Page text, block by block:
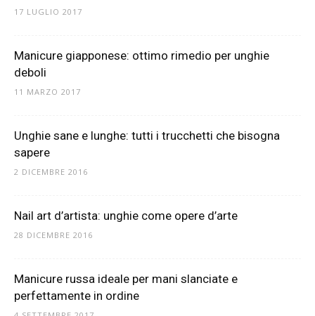
17 LUGLIO 2017
Manicure giapponese: ottimo rimedio per unghie
deboli
11 MARZO 2017
Unghie sane e lunghe: tutti i trucchetti che bisogna
sapere
2 DICEMBRE 2016
Nail art d’artista: unghie come opere d’arte
28 DICEMBRE 2016
Manicure russa ideale per mani slanciate e
perfettamente in ordine